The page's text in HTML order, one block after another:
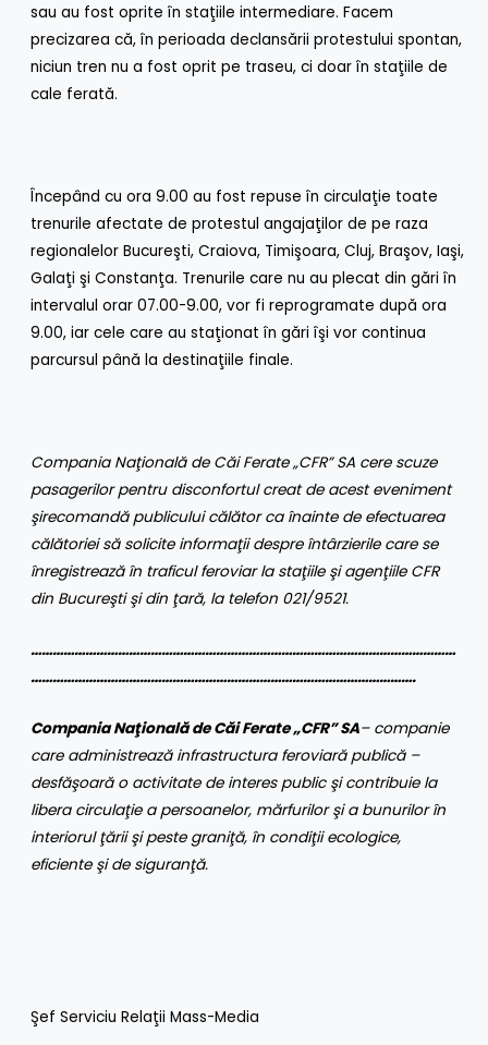
sau au fost oprite în staţiile intermediare. Facem
precizarea că, în perioada declansării protestului spontan,
niciun tren nu a fost oprit pe traseu, ci doar în staţiile de
cale ferată.
Începând cu ora 9.00 au fost repuse în circulaţie toate
trenurile afectate de protestul angajaţilor de pe raza
regionalelor Bucureşti, Craiova, Timişoara, Cluj, Braşov, Iaşi,
Galaţi şi Constanţa. Trenurile care nu au plecat din gări în
intervalul orar 07.00-9.00, vor fi reprogramate după ora
9.00, iar cele care au staţionat în gări îşi vor continua
parcursul până la destinaţiile finale.
Compania Naţională de Căi Ferate„CFR” SA cere scuze
pasagerilor pentru disconfortul creat de acest eveniment
şirecomandă publicului călător ca înainte de efectuarea
călătoriei să solicite informaţii despre întârzierile care se
înregistrează în traficul feroviar la staţiile şi agenţiile CFR
din Bucureşti şi din ţară, la telefon 021/9521.
………………………………………………………………………………………………………
…………………………………………………………………………………………….
Compania Naţională de Căi Ferate „CFR” SA– companie
care administrează infrastructura feroviară publică –
desfăşoară o activitate de interes public şi contribuie la
libera circulaţie a persoanelor, mărfurilor şi a bunurilor în
interiorul ţării şi peste graniţă, în condiţii ecologice,
eficiente şi de siguranţă.
Şef Serviciu Relaţii Mass-Media